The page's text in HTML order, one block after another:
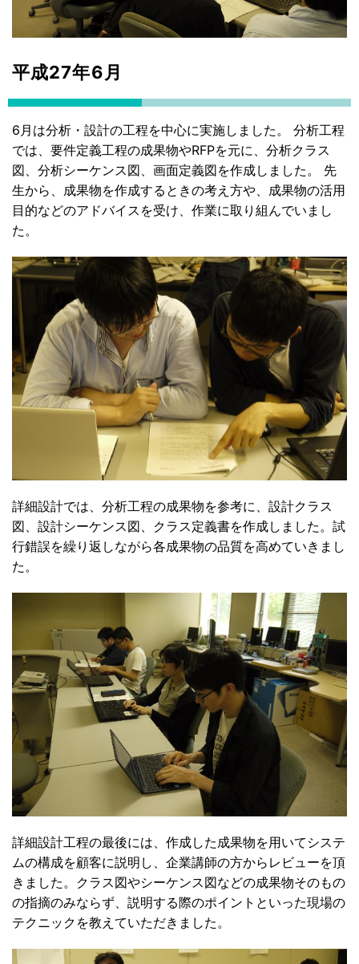
平成27年6月
6月は分析・設計の工程を中心に実施しました。 分析工程
では、要件定義工程の成果物やRFPを元に、分析クラス
図、分析シーケンス図、画面定義図を作成しました。 先
生から、成果物を作成するときの考え方や、成果物の活用
目的などのアドバイスを受け、作業に取り組んでいまし
た。
詳細設計では、分析工程の成果物を参考に、設計クラス
図、設計シーケンス図、クラス定義書を作成しました。試
行錯誤を繰り返しながら各成果物の品質を高めていきまし
た。
詳細設計工程の最後には、作成した成果物を用いてシステ
ムの構成を顧客に説明し、企業講師の方からレビューを頂
きました。クラス図やシーケンス図などの成果物そのもの
の指摘のみならず、説明する際のポイントといった現場の
テクニックを教えていただきました。